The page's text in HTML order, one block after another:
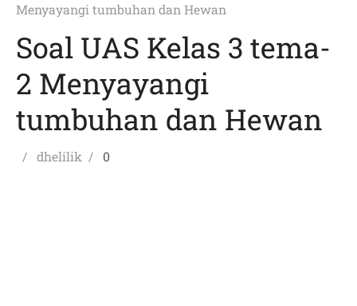
Menyayangi tumbuhan dan Hewan
Soal UAS Kelas 3 tema-
2 Menyayangi
tumbuhan dan Hewan
Posted
Author
dhelilik 0